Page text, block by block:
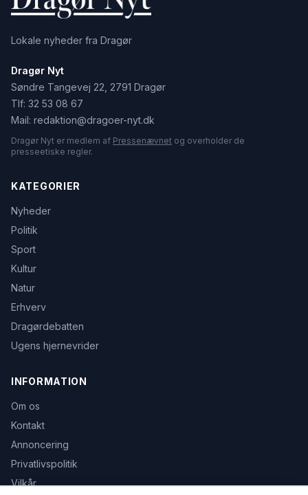
Lokale nyheder fra Dragør
Dragør Nyt
Søndre Tangevej 22, 2791 Dragør
Tlf: 32 53 08 67
Mail: redaktion@dragoer-nyt.dk
Dragør Nyt er medlem af Pressenævnet og overholder de
presseetiske regler.
KATEGORIER
Nyheder
Politik
Sport
Kultur
Natur
Erhverv
Dragørdebatten
Ugens hjernevrider
INFORMATION
Om os
Kontakt
Annoncering
Privatlivspolitik
Vilkår